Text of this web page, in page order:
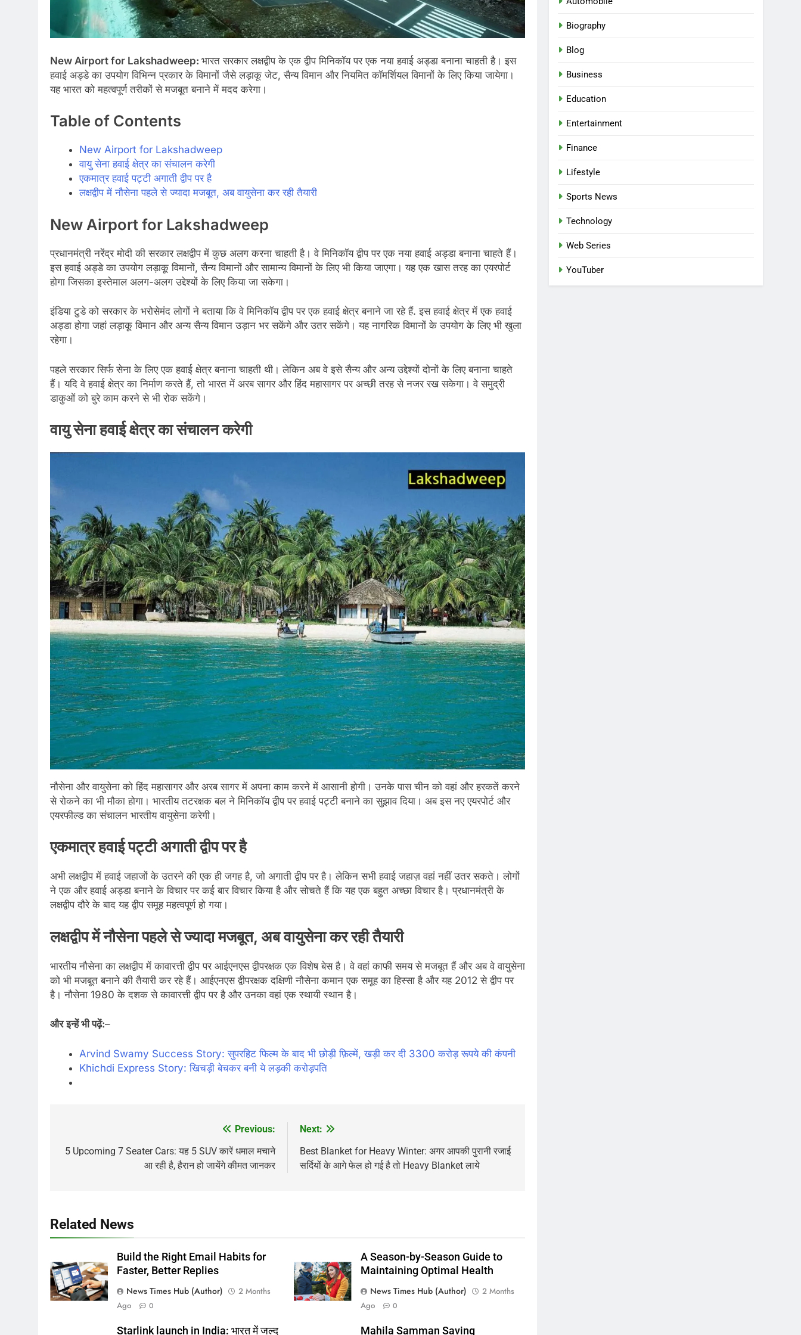
New Airport for Lakshadweep: भारत सरकार लक्षद्वीप के एक द्वीप मिनिकॉय पर एक नया हवाई अड्डा बनाना चाहती है। इस
हवाई अड्डे का उपयोग विभिन्न प्रकार के विमानों जैसे लड़ाकू जेट, सैन्य विमान और नियमित कॉमर्शियल विमानों के लिए किया जायेगा।
यह भारत को महत्वपूर्ण तरीकों से मजबूत बनाने में मदद करेगा।
Table of Contents
New Airport for Lakshadweep
वायु सेना हवाई क्षेत्र का संचालन करेगी
एकमात्र हवाई पट्टी अगाती द्वीप पर है
लक्षद्वीप में नौसेना पहले से ज्यादा मजबूत, अब वायुसेना कर रही तैयारी
New Airport for Lakshadweep
प्रधानमंत्री नरेंद्र मोदी की सरकार लक्षद्वीप में कुछ अलग करना चाहती है। वे मिनिकॉय द्वीप पर एक नया हवाई अड्डा बनाना चाहते हैं।
इस हवाई अड्डे का उपयोग लड़ाकू विमानों, सैन्य विमानों और सामान्य विमानों के लिए भी किया जाएगा। यह एक खास तरह का एयरपोर्ट
होगा जिसका इस्तेमाल अलग-अलग उद्देश्यों के लिए किया जा सकेगा।
इंडिया टुडे को सरकार के भरोसेमंद लोगों ने बताया कि वे मिनिकॉय द्वीप पर एक हवाई क्षेत्र बनाने जा रहे हैं. इस हवाई क्षेत्र में एक हवाई
अड्डा होगा जहां लड़ाकू विमान और अन्य सैन्य विमान उड़ान भर सकेंगे और उतर सकेंगे। यह नागरिक विमानों के उपयोग के लिए भी खुला
रहेगा।
पहले सरकार सिर्फ सेना के लिए एक हवाई क्षेत्र बनाना चाहती थी। लेकिन अब वे इसे सैन्य और अन्य उद्देश्यों दोनों के लिए बनाना चाहते
हैं। यदि वे हवाई क्षेत्र का निर्माण करते हैं, तो भारत में अरब सागर और हिंद महासागर पर अच्छी तरह से नजर रख सकेगा। वे समुद्री
डाकुओं को बुरे काम करने से भी रोक सकेंगे।
वायु सेना हवाई क्षेत्र का संचालन करेगी
नौसेना और वायुसेना को हिंद महासागर और अरब सागर में अपना काम करने में आसानी होगी। उनके पास चीन को वहां और हरकतें करने
से रोकने का भी मौका होगा। भारतीय तटरक्षक बल ने मिनिकॉय द्वीप पर हवाई पट्टी बनाने का सुझाव दिया। अब इस नए एयरपोर्ट और
एयरफील्ड का संचालन भारतीय वायुसेना करेगी।
एकमात्र हवाई पट्टी अगाती द्वीप पर है
अभी लक्षद्वीप में हवाई जहाजों के उतरने की एक ही जगह है, जो अगाती द्वीप पर है। लेकिन सभी हवाई जहाज़ वहां नहीं उतर सकते। लोगों
ने एक और हवाई अड्डा बनाने के विचार पर कई बार विचार किया है और सोचते हैं कि यह एक बहुत अच्छा विचार है। प्रधानमंत्री के
लक्षद्वीप दौरे के बाद यह द्वीप समूह महत्वपूर्ण हो गया।
लक्षद्वीप में नौसेना पहले से ज्यादा मजबूत, अब वायुसेना कर रही तैयारी
भारतीय नौसेना का लक्षद्वीप में कावारत्ती द्वीप पर आईएनएस द्वीपरक्षक एक विशेष बेस है। वे वहां काफी समय से मजबूत हैं और अब वे वायुसेना
को भी मजबूत बनाने की तैयारी कर रहे हैं। आईएनएस द्वीपरक्षक दक्षिणी नौसेना कमान एक समूह का हिस्सा है और यह 2012 से द्वीप पर
है। नौसेना 1980 के दशक से कावारत्ती द्वीप पर है और उनका वहां एक स्थायी स्थान है।
और इन्हें भी पढ़ें:–
Arvind Swamy Success Story: सुपरहिट फिल्म के बाद भी छोड़ी फ़िल्में, खड़ी कर दी 3300 करोड़ रूपये की कंपनी
Khichdi Express Story: खिचड़ी बेचकर बनी ये लड़की करोड़पति
navigation
Previous:
5 Upcoming 7 Seater Cars: यह 5 SUV कारें धमाल मचाने
आ रही है, हैरान हो जायेंगे कीमत जानकर
Next:
Best Blanket for Heavy Winter: अगर आपकी पुरानी रजाई
सर्दियों के आगे फेल हो गई है तो Heavy Blanket लाये
Related News
Build the Right Email Habits for
Faster, Better Replies
News Times Hub (Author)
2 Months
Ago
0
A Season-by-Season Guide to
Maintaining Optimal Health
News Times Hub (Author)
2 Months
Ago
0
Starlink launch in India: भारत में जल्द Mahila Samman Saving
Biography
Blog
Business
Education
Entertainment
Finance
Lifestyle
Sports News
Technology
Web Series
YouTuber